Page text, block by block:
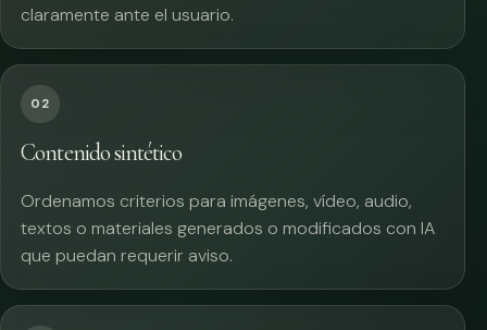
claramente ante el usuario.
02
Contenido sintético
Ordenamos criterios para imágenes, vídeo, audio,
textos o materiales generados o modificados con IA
que puedan requerir aviso.